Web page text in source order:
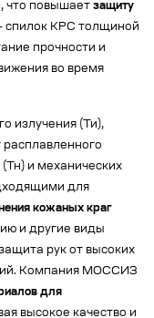
что повышает защиту
спилок КРС толщиной
прочности и
во время
излучения (Ти),
расплавленного
и механических
для
кожаных краг
и другие виды
рук от высоких
Компания МОССИЗ
для
высокое качество и